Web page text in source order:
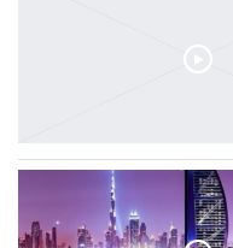
LINKTR.EE